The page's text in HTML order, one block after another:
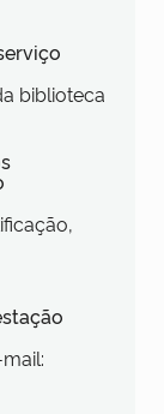
biblioteca